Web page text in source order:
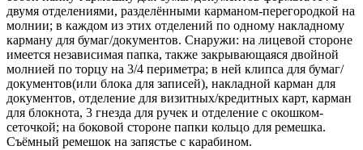
двумя отделениями, разделёнными карманом-перегородкой на
молнии; в каждом из этих отделений по одному накладному
карману для бумаг/документов. Снаружи: на лицевой стороне
имеется независимая папка, также закрывающаяся двойной
молнией по торцу на 3/4 периметра; в ней клипса для бумаг/
документов(или блока для записей), накладной карман для
документов, отделение для визитных/кредитных карт, карман
для блокнота, 3 гнезда для ручек и отделение с окошком-
сеточкой; на боковой стороне папки кольцо для ремешка.
Съёмный ремешок на запястье с карабином.